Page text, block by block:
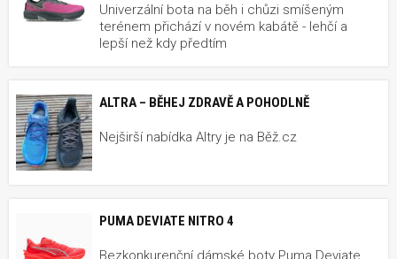
Univerzální bota na běh i chůzi smíšeným
terénem přichází v novém kabátě - lehčí a
lepší než kdy předtím
ALTRA – BĚHEJ ZDRAVĚ A POHODLNĚ
Nejširší nabídka Altry je na Běž.cz
PUMA DEVIATE NITRO 4
Bezkonkurenční dámské boty Puma Deviate